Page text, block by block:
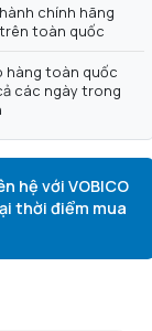
chính hãng
trên toàn quốc
hàng toàn quốc
các ngày trong
hệ với VOBICO
thời điểm mua